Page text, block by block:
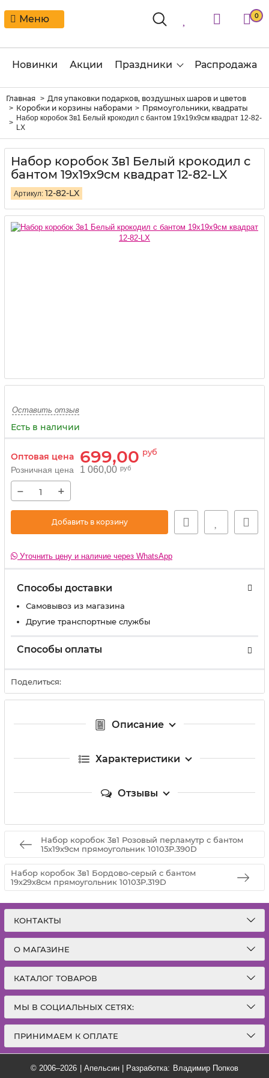
Меню 0
Новинки Акции Праздники Распродажа
Главная
Для упаковки подарков, воздушных шаров и цветов
Коробки и корзины наборами
Прямоугольники, квадраты
Набор коробок 3в1 Белый крокодил с бантом 19х19х9см квадрат 12-82-
LX
Набор коробок 3в1 Белый крокодил с
бантом 19х19х9см квадрат 12-82-LX
Артикул: 12-82-LX
Оставить отзыв
Есть в наличии
Оптовая цена 699,00 руб
Розничная цена
1 060,00 руб
− +
Добавить в корзину
Уточнить цену и наличие через WhatsApp
Способы доставки
Самовывоз из магазина
Другие транспортные службы
Способы оплаты
Поделиться:
Описание
Характеристики
Отзывы
Набор коробок 3в1 Розовый перламутр с бантом
15х19х9см прямоугольник 10103P.390D
Набор коробок 3в1 Бордово-серый с бантом
19х29х8см прямоугольник 10103P.319D
КОНТАКТЫ
О МАГАЗИНЕ
КАТАЛОГ ТОВАРОВ
МЫ В СОЦИАЛЬНЫХ СЕТЯХ:
ПРИНИМАЕМ К ОПЛАТЕ
© 2006–2026 Апельсин | Разработка: Владимир Попков